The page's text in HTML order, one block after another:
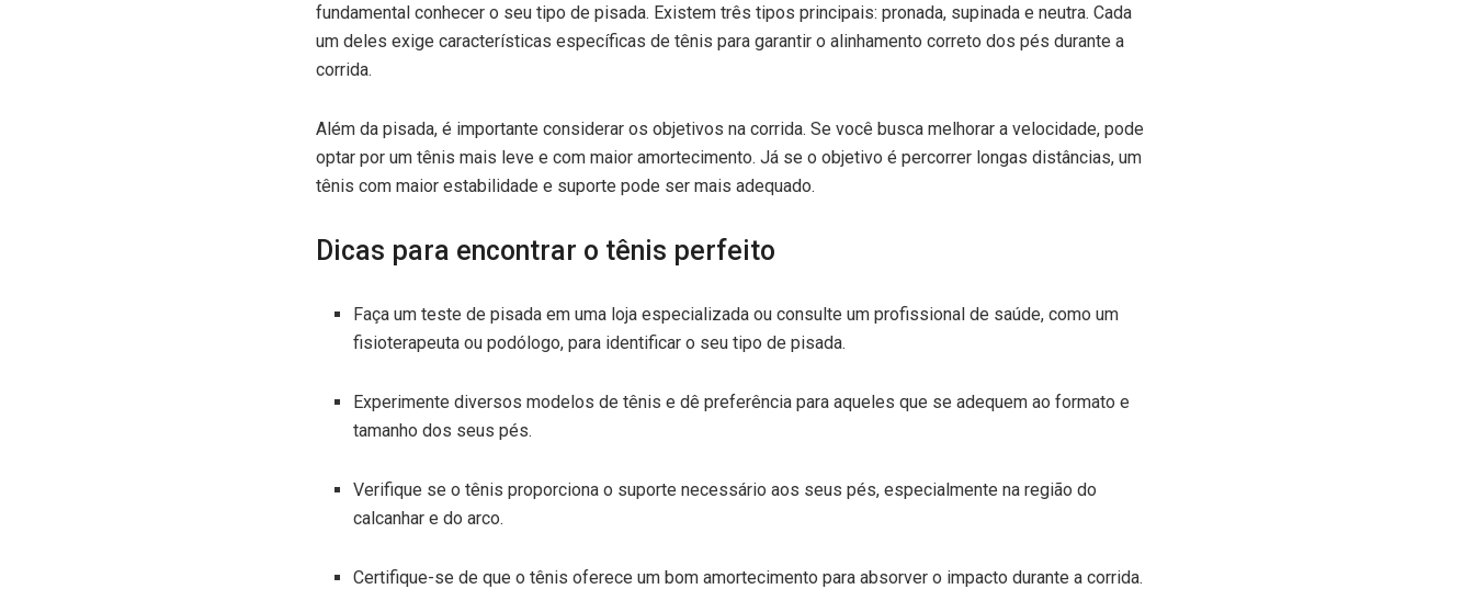
fundamental conhecer o seu tipo de pisada. Existem três tipos principais: pronada, supinada e neutra. Cada
um deles exige características específicas de tênis para garantir o alinhamento correto dos pés durante a
corrida.
Além da pisada, é importante considerar os objetivos na corrida. Se você busca melhorar a velocidade, pode
optar por um tênis mais leve e com maior amortecimento. Já se o objetivo é percorrer longas distâncias, um
tênis com maior estabilidade e suporte pode ser mais adequado.
Dicas para encontrar o tênis perfeito
Faça um teste de pisada em uma loja especializada ou consulte um profissional de saúde, como um
fisioterapeuta ou podólogo, para identificar o seu tipo de pisada.
Experimente diversos modelos de tênis e dê preferência para aqueles que se adequem ao formato e
tamanho dos seus pés.
Verifique se o tênis proporciona o suporte necessário aos seus pés, especialmente na região do
calcanhar e do arco.
Certifique-se de que o tênis oferece um bom amortecimento para absorver o impacto durante a corrida.